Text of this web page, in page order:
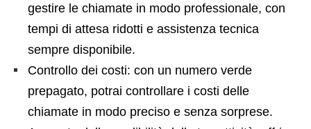
gestire le chiamate in modo professionale, con
tempi di attesa ridotti e assistenza tecnica
sempre disponibile.
Controllo dei costi: con un numero verde
prepagato, potrai controllare i costi delle
chiamate in modo preciso e senza sorprese.